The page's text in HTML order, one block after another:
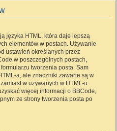
języka HTML, która daje lepszą
elementów w postach. Używanie
ustawień określanych przez
w poszczególnych postach,
tworzenia posta. Sam
a, ale znaczniki zawarte są w
w używanych w HTML-u
więcej informacji o BBCode,
ze strony tworzenia posta po